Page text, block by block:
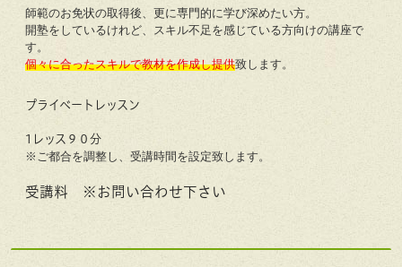
師範のお免状の取得後、更に専門的に学び深めたい方。
開塾をしているけれど、スキル不足を感じている方向けの講座で
す。
個々に合ったスキルで教材を作成し提供致します。
プライベートレッスン
1レッス９０分
※ご都合を調整し、受講時間を設定致します。
受講料 ※お問い合わせ下さい